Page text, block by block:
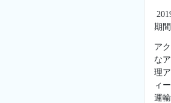
期
ア
な
理
ィ
運